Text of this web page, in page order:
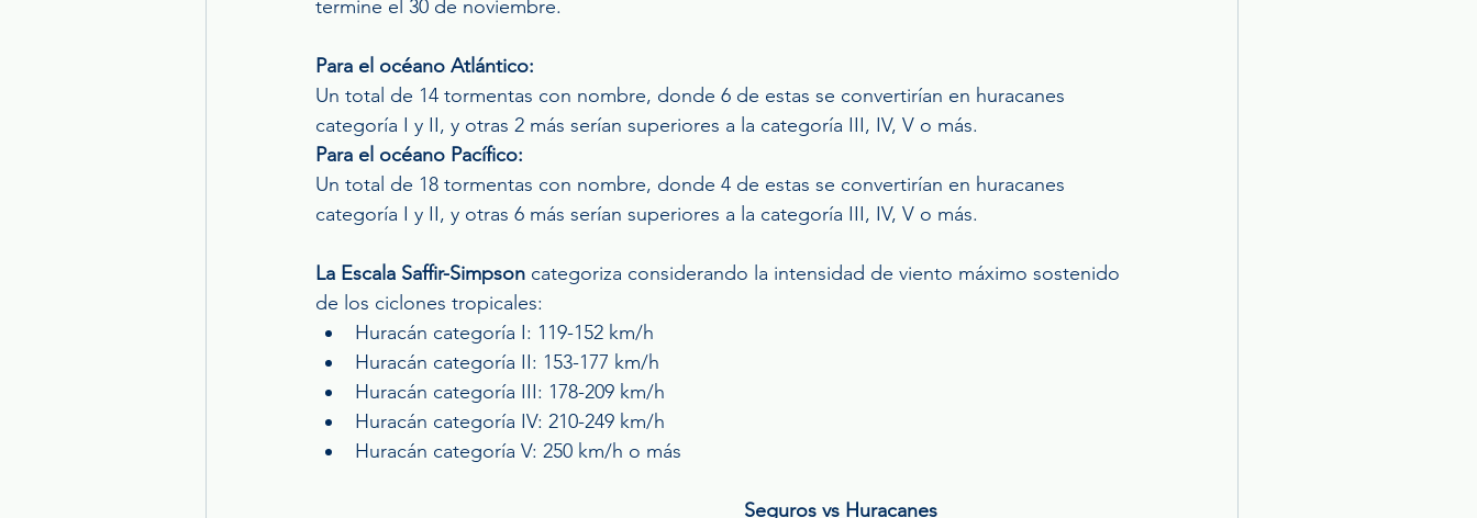
termine el 30 de noviembre.
Para el océano Atlántico:
Un total de 14 tormentas con nombre, donde 6 de estas se convertirían en huracanes
categoría I y II, y otras 2 más serían superiores a la categoría III, IV, V o más.
Para el océano Pacífico:
Un total de 18 tormentas con nombre, donde 4 de estas se convertirían en huracanes
categoría I y II, y otras 6 más serían superiores a la categoría III, IV, V o más.
La Escala Saffir-Simpson categoriza considerando la intensidad de viento máximo sostenido
de los ciclones tropicales:
Huracán categoría I: 119-152 km/h
Huracán categoría II: 153-177 km/h
Huracán categoría III: 178-209 km/h
Huracán categoría IV: 210-249 km/h
Huracán categoría V: 250 km/h o más
Seguros vs Huracanes